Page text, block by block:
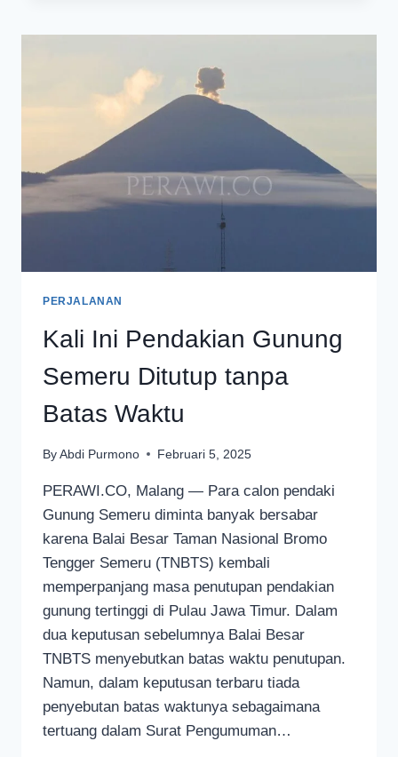
REGULO
DITUTUP
AKIBAT
CUACA
EKSTREM
PERJALANAN
Kali Ini Pendakian Gunung
Semeru Ditutup tanpa
Batas Waktu
By Abdi Purmono Februari 5, 2025
PERAWI.CO, Malang — Para calon pendaki
Gunung Semeru diminta banyak bersabar
karena Balai Besar Taman Nasional Bromo
Tengger Semeru (TNBTS) kembali
memperpanjang masa penutupan pendakian
gunung tertinggi di Pulau Jawa Timur. Dalam
dua keputusan sebelumnya Balai Besar
TNBTS menyebutkan batas waktu penutupan.
Namun, dalam keputusan terbaru tiada
penyebutan batas waktunya sebagaimana
tertuang dalam Surat Pengumuman…